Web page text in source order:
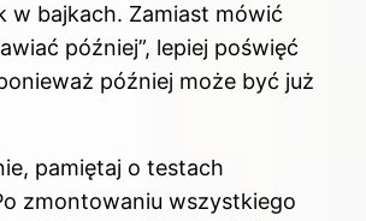
w bajkach. Zamiast mówić
później”, lepiej poświęć
później może być już
pamiętaj o testach
zmontowaniu wszystkiego